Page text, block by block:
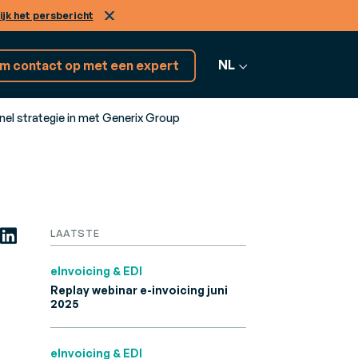
het persbericht
Alle software
bekijken
uw bedrijfsuitdagingen aan te gaan
contact op met een expert NL
strategie in met Generix Group
LAATSTE
eInvoicing & EDI
Replay webinar e-invoicing juni
2025
eInvoicing & EDI